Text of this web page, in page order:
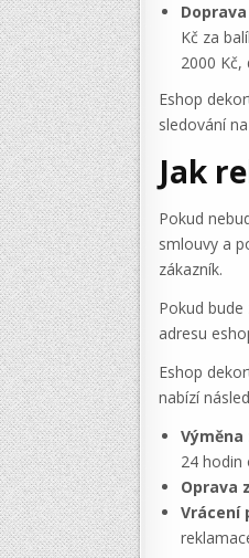
Doprava
Kč za
2000 Kč,
Eshop
sledování
Jak
Pokud
smlouvy a
zákazník.
Pokud
adresu
Eshop
nabízí
Výměna
24 hodin
Oprava
Vrácení